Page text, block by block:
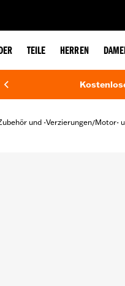
TEILE HERREN
und -Verzierungen/Motor-